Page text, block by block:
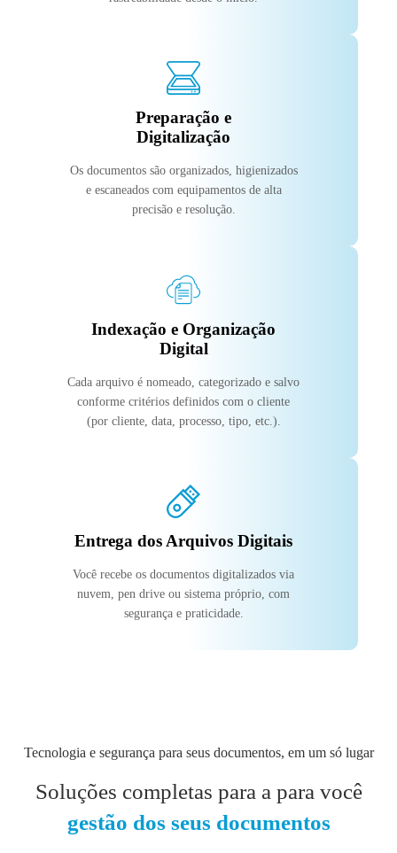
Preparação e
Digitalização
Os documentos são organizados, higienizados
e escaneados com equipamentos de alta
precisão e resolução.
Indexação e Organização
Digital
Cada arquivo é nomeado, categorizado e salvo
conforme critérios definidos com o cliente
(por cliente, data, processo, tipo, etc.).
Entrega dos Arquivos Digitais
Você recebe os documentos digitalizados via
nuvem, pen drive ou sistema próprio, com
segurança e praticidade.
Tecnologia e segurança para seus documentos, em um só lugar
Soluções completas para a para você
gestão dos seus documentos